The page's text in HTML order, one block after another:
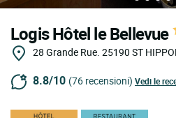
Logis Hôtel le Bellevue
28 Grande Rue. 25190 ST
8.8/10 (76 recensioni) Vedi le